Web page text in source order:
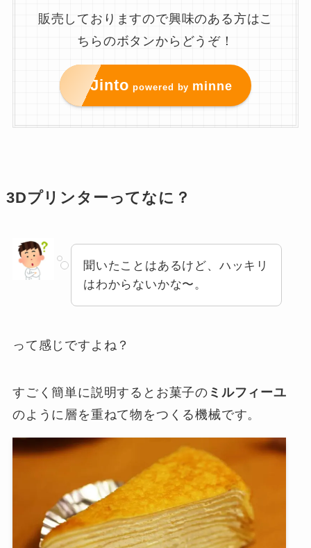
販売しておりますので興味のある方はこ
ちらのボタンからどうぞ！
Jinto powered by minne
3Dプリンターってなに？
聞いたことはあるけど、ハッキリ
はわからないかな〜。
って感じですよね？
すごく簡単に説明するとお菓子の ミルフィーユ
のように層を重ねて物をつくる機械です。